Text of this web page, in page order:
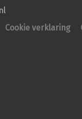
Cookie verklaring